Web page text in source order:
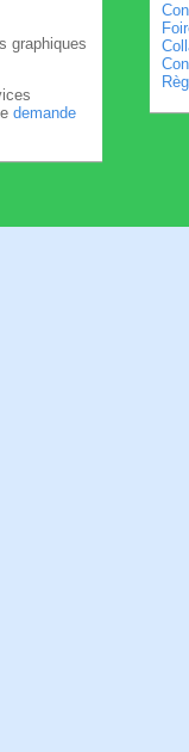
graphiques
demande